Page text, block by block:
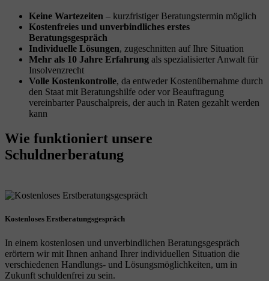
Keine Wartezeiten – kurzfristiger Beratungstermin möglich
Kostenfreies und unverbindliches erstes
Beratungsgespräch
Individuelle Lösungen, zugeschnitten auf Ihre Situation
Mehr als 10 Jahre Erfahrung als spezialisierter Anwalt für
Insolvenzrecht
Volle Kostenkontrolle, da entweder Kostenübernahme durch
den Staat mit Beratungshilfe oder vor Beauftragung
vereinbarter Pauschalpreis, der auch in Raten gezahlt werden
kann
Wie funktioniert unsere
Schuldnerberatung
Kostenloses Erstberatungsgespräch
In einem kostenlosen und unverbindlichen Beratungsgespräch
erörtern wir mit Ihnen anhand Ihrer individuellen Situation die
verschiedenen Handlungs- und Lösungsmöglichkeiten, um in
Zukunft schuldenfrei zu sein.